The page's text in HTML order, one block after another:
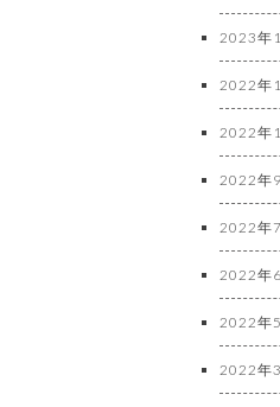
2023年
2022年
2022年
2022年
2022年
2022年
2022年
2022年